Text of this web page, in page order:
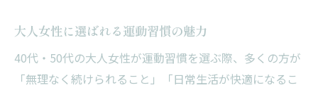
大人女性に選ばれる運動習慣の魅力
40代・50代の大人女性が運動習慣を選ぶ際、多くの方が
「無理なく続けられること」「日常生活が快適になるこ